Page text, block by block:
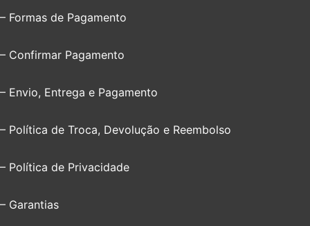
– Formas de Pagamento
– Confirmar Pagamento
– Envio, Entrega e Pagamento
– Política de Troca, Devolução e Reembolso
– Política de Privacidade
– Garantias